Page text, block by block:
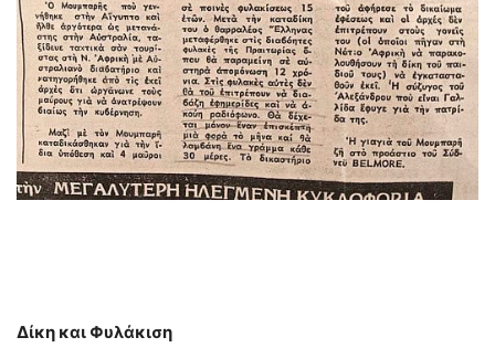
Δίκη και Φυλάκιση